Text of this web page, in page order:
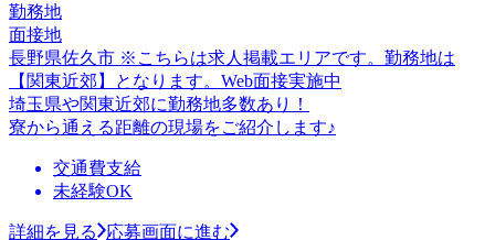
勤務地
面接地
長野県佐久市 ※こちらは求人掲載エリアです。勤務地は
【関東近郊】となります。Web面接実施中
埼玉県や関東近郊に勤務地多数あり！
寮から通える距離の現場をご紹介します♪
交通費支給
未経験OK
詳細を見る
応募画面に進む